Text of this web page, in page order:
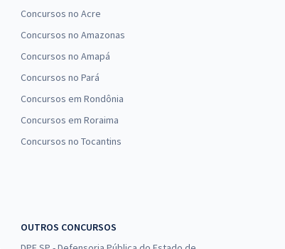
Concursos no Acre
Concursos no Amazonas
Concursos no Amapá
Concursos no Pará
Concursos em Rondônia
Concursos em Roraima
Concursos no Tocantins
OUTROS CONCURSOS